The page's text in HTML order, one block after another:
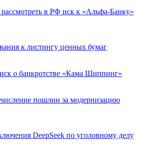
в РФ иск к «Альфа-Банку»
к листингу ценных бумаг
о банкротстве «Кама Шиппинг»
пошлин за модернизацию
DeepSeek по уголовному делу